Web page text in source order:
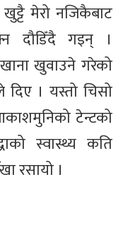
खुट्टै मेरो नजिकैबाट
दौडिँदै गइन् ।
खुवाउने गरेको
दिए । यस्तो चिसो
टेन्टको
स्वास्थ्य कति
रसायो ।